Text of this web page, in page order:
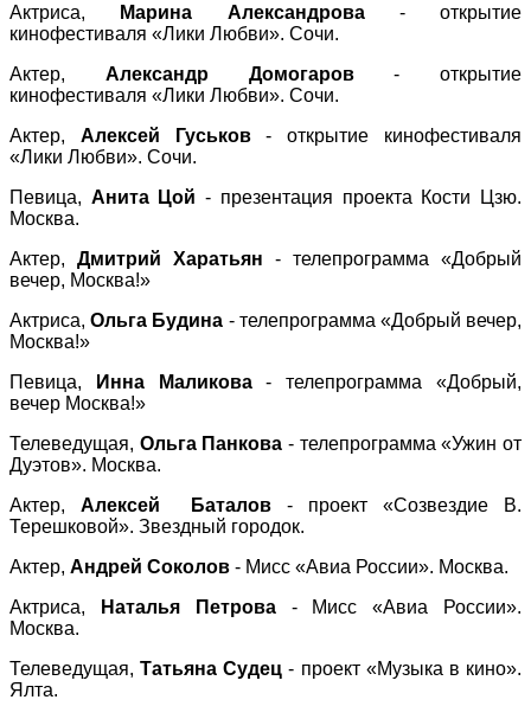
Актриса,
Марина Александрова- открытие
кинофестиваля «Лики Любви». Сочи.
Актер, Александр Домогаров- открытие
кинофестиваля «Лики Любви». Сочи.
Актер, Алексей Гуськов- открытие кинофестиваля
«Лики Любви». Сочи.
Певица, Анита Цой - презентация проекта Кости Цзю.
Москва.
Актер, Дмитрий Харатьян - телепрограмма «Добрый
вечер, Москва!»
Актриса,Ольга Будина - телепрограмма «Добрый вечер,
Москва!»
Певица,
Инна Маликова- телепрограмма «Добрый,
вечер Москва!»
Телеведущая, Ольга Панкова - телепрограмма «Ужин от
Дуэтов». Москва.
Актер, Алексей Баталов - проект «Созвездие В.
Терешковой». Звездный городок.
Актер, Андрей Соколов - Мисс «Авиа России». Москва.
Актриса,
Наталья Петрова- Мисс «Авиа России».
Москва.
Телеведущая,Татьяна Судец- проект «Музыка в кино».
Ялта.